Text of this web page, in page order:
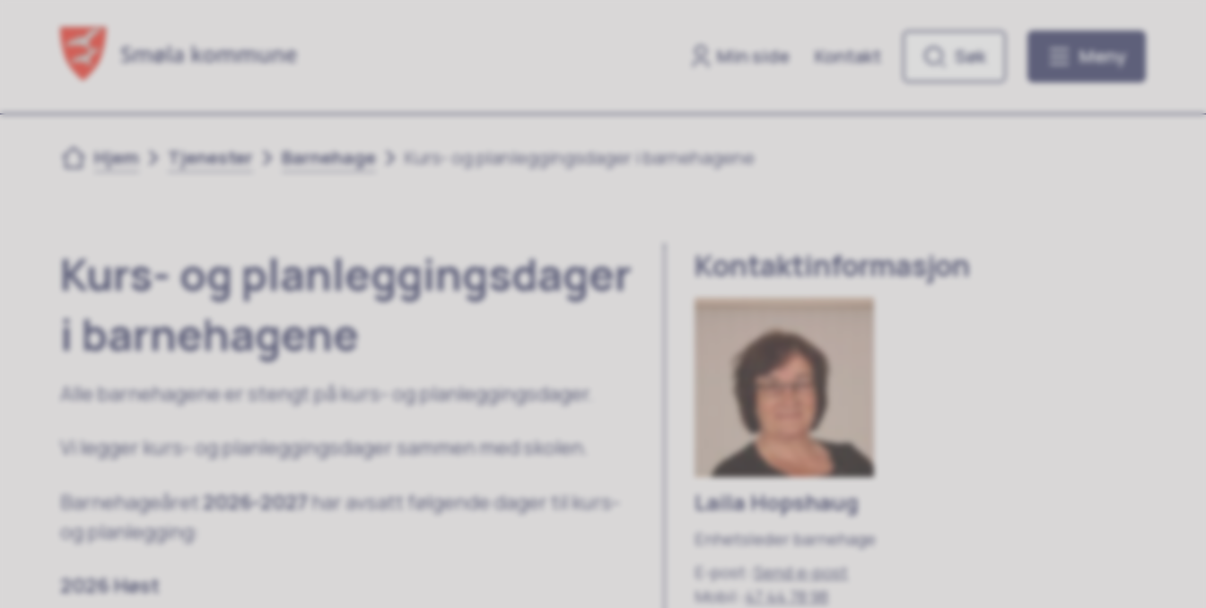
Min side Kontakt Søk Meny
Du er her:
Hjem Tjenester Barnehage Kurs- og planleggingsdager i barnehagene
Kurs- og planleggingsdager
i barnehagene
Alle barnehagene er stengt på kurs- og planleggingsdager.
Vi legger kurs- og planleggingsdager sammen med skolen.
Barnehageåret 2026-2027har avsatt følgende dager til kurs-
og planlegging:
2026 Høst
Kontaktinformasjon
Laila Hopshaug
Enhetsleder barnehage
E-post
Send e-post
Mobil
47 44 78 98